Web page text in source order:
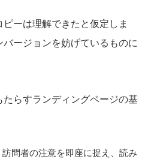
ーは理解できたと仮定しま
ージョンを妨げているものに
らすランディングページの基
問者の注意を即座に捉え、読み